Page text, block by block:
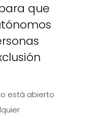
que
está abierto